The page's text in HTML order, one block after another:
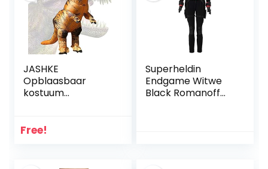
JASHKE
Opblaasbaar
kostuum
dress cosplay
Free!
Superheldin
Endgame Witwe
Black Romanoff